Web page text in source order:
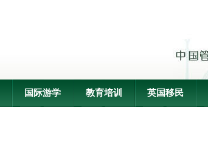
国际游学 教育培训 英国移民